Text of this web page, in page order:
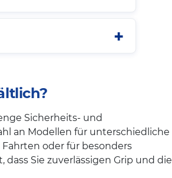
Sicherheits- und
an Modellen für unterschiedliche
oder für besonders
Sie zuverlässigen Grip und die